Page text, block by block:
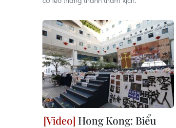
Hong Kong: Biểu